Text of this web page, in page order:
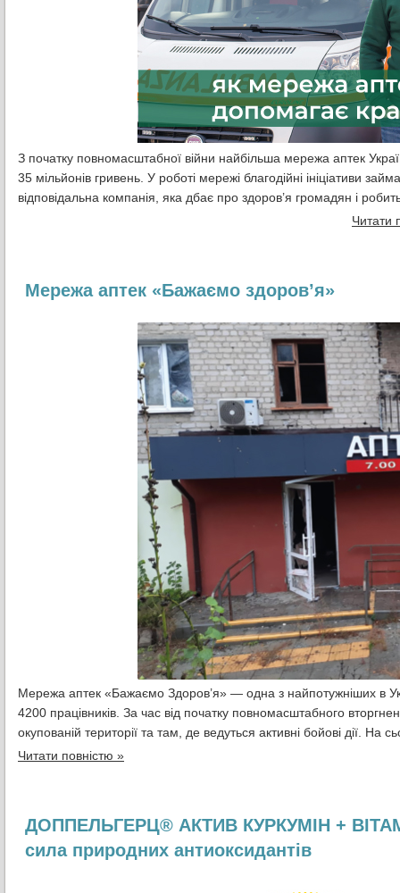
З початку повномасштабної війни найбільша мережа аптек
35 мільйонів гривень. У роботі мережі благодійні ініціативи
відповідальна компанія, яка дбає про здоров’я громадян і
Читати
Мережа аптек «Бажаємо здоров’я»
Мережа аптек «Бажаємо Здоров’я» — одна з найпотужніших в
4200 працівників. За час від початку повномасштабного
окупованій території та там, де ведуться активні бойові дії. На
Читати повністю »
ДОППЕЛЬГЕРЦ® АКТИВ КУРКУМІН +
сила природних антиоксидантів